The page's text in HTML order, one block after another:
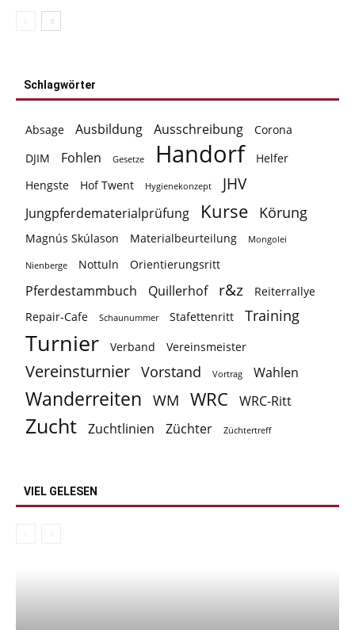
Schlagwörter
Absage Ausbildung Ausschreibung
Corona
DJIM
Fohlen Gesetze Handorf
Helfer
Hengste
Hof Twent Hygienekonzept JHV
Jungpferdematerialprüfung Kurse Körung
Magnús Skúlason Materialbeurteilung Mongolei
Nienberge Nottuln Orientierungsritt
Pferdestammbuch Quillerhof r&z
Reiterrallye
Repair-Cafe
Schaunummer Stafettenritt Training
Turnier Verband Vereinsmeister
Vereinsturnier Vorstand Vortrag Wahlen
Wanderreiten WM WRC WRC-Ritt
Zucht Zuchtlinien Züchter Züchtertreff
VIEL GELESEN